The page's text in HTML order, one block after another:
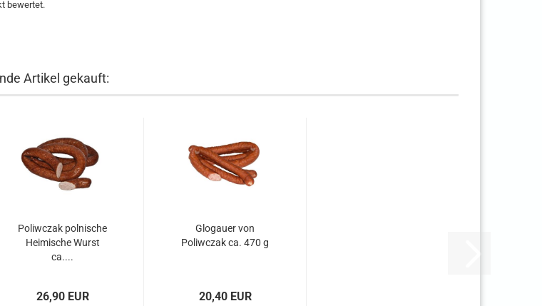
bewertet.
Artikel gekauft:
Poliwczak polnische
Heimische Wurst
ca....
26,90 EUR
Glogauer von
Poliwczak ca. 470 g
20,40 EUR